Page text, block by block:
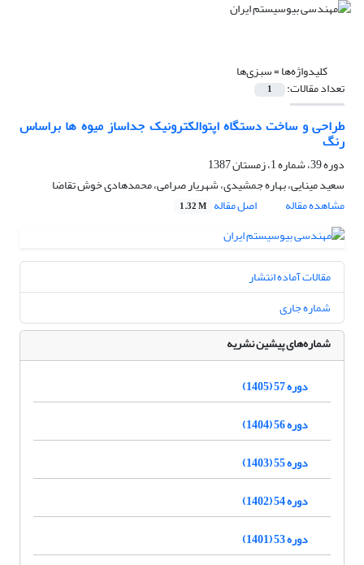
کلیدواژه‌ها =سبزی‌ها
تعداد مقالات: 1
طراحی و ساخت دستگاه اپتوالکترونیک جداساز میوه‌ ها براساس
رنگ
دوره 39، شماره 1، زمستان 1387
سعید مینایی، بهاره جمشیدی، شهریار صرامی، محمدهادی خوش تقاضا
مشاهده مقاله
اصل مقاله 1.32 M
مقالات آماده انتشار
شماره جاری
شماره‌های پیشین نشریه
دوره 57 (1405)
دوره 56 (1404)
دوره 55 (1403)
دوره 54 (1402)
دوره 53 (1401)